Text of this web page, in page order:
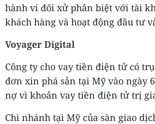
hành vi đối xử phân biệt với tài
khách hàng và hoạt động đầu tư
Voyager Digital
Công ty cho vay tiền điện tử có
đơn xin phá sản tại Mỹ vào ngày
nợ vì khoản vay tiền điện tử trị
Chi nhánh tại Mỹ của sàn giao